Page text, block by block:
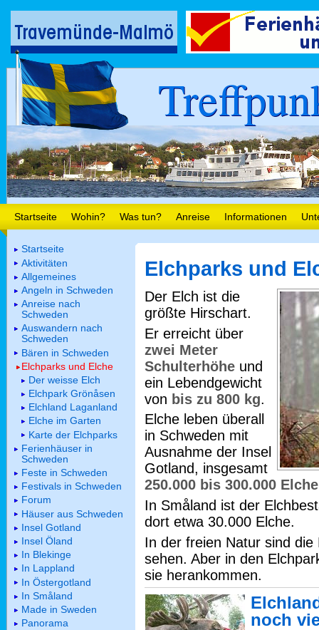
Startseite Wohin? Was tun? Anreise Informationen
Elchparks und
Der Elch ist die
größte Hirschart.
Er erreicht über
zwei Meter
Schulterhöhe und
ein Lebendgewicht
von bis zu 800 kg.
Elche leben überall
in Schweden mit
Ausnahme der Insel
Gotland, insgesamt
250.000 bis 300.000 Elche
In Småland ist der
dort etwa 30.000 Elche.
In der freien Natur sind
sehen. Aber in den
sie herankommen.
noch
Startseite
Aktivitäten
Allgemeines
Angeln in Schweden
Anreise nach
Schweden
Auswandern nach
Schweden
Bären in Schweden
Elchparks und Elche
Der weisse Elch
Elchpark Grönåsen
Elchland Laganland
Elche im Garten
Karte der Elchparks
Ferienhäuser in
Schweden
Feste in Schweden
Festivals in Schweden
Forum
Häuser aus Schweden
Insel Gotland
Insel Öland
In Blekinge
In Lappland
In Östergotland
In Småland
Made in Sweden
Panorama